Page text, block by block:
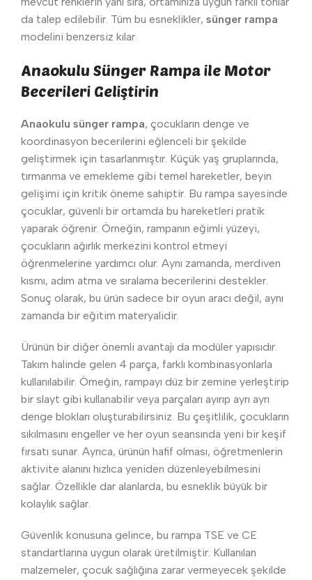
da talep edilebilir. Tüm bu esneklikler, sünger rampa
modelini benzersiz kılar.
Anaokulu Sünger Rampa ile Motor
Becerileri Geliştirin
Anaokulu sünger rampa, çocukların denge ve
koordinasyon becerilerini eğlenceli bir şekilde
geliştirmek için tasarlanmıştır. Küçük yaş gruplarında,
tırmanma ve emekleme gibi temel hareketler, beyin
gelişimi için kritik öneme sahiptir. Bu rampa sayesinde
çocuklar, güvenli bir ortamda bu hareketleri pratik
yaparak öğrenir. Örneğin, rampanın eğimli yüzeyi,
çocukların ağırlık merkezini kontrol etmeyi
öğrenmelerine yardımcı olur. Aynı zamanda, merdiven
kısmı, adım atma ve sıralama becerilerini destekler.
Sonuç olarak, bu ürün sadece bir oyun aracı değil, aynı
zamanda bir eğitim materyalidir.
Ürünün bir diğer önemli avantajı da modüler yapısıdır.
Takım halinde gelen 4 parça, farklı kombinasyonlarla
kullanılabilir. Örneğin, rampayı düz bir zemine yerleştirip
bir slayt gibi kullanabilir veya parçaları ayırıp ayrı ayrı
denge blokları oluşturabilirsiniz. Bu çeşitlilik, çocukların
sıkılmasını engeller ve her oyun seansında yeni bir keşif
fırsatı sunar. Ayrıca, ürünün hafif olması, öğretmenlerin
aktivite alanını hızlıca yeniden düzenleyebilmesini
sağlar. Özellikle dar alanlarda, bu esneklik büyük bir
kolaylık sağlar.
Güvenlik konusuna gelince, bu rampa TSE ve CE
standartlarına uygun olarak üretilmiştir. Kullanılan
malzemeler, çocuk sağlığına zarar vermeyecek şekilde